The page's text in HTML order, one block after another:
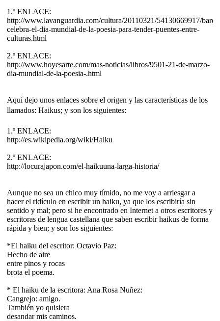
1.º ENLACE:
http://www.lavanguardia.com/cultura/20110321/54130669917/
celebra-el-dia-mundial-de-la-poesia-para-tender-puentes-entre-
culturas.html
2.º ENLACE:
http://www.hoyesarte.com/mas-noticias/libros/9501-21-de-marzo-
dia-mundial-de-la-poesia-.html
Aquí dejo unos enlaces sobre el origen y las características de los
llamados: Haikus; y son los siguientes:
1.º ENLACE:
http://es.wikipedia.org/wiki/Haiku
2.º ENLACE:
http://locurajapon.com/el-haikuuna-larga-historia/
Aunque no sea un chico muy tímido, no me voy a arriesgar a
hacer el ridículo en escribir un haiku, ya que los escribiría sin
sentido y mal; pero si he encontrado en Internet a otros escritores y
escritoras de lengua castellana que saben escribir haikus de forma
rápida y bien; y son los siguientes:
*El haiku del escritor: Octavio Paz:
Hecho de aire
entre pinos y rocas
brota el poema.
* El haiku de la escritora: Ana Rosa Nuñez:
Cangrejo: amigo.
También yo quisiera
desandar mis caminos.